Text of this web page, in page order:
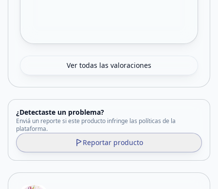
Ver todas las valoraciones
¿Detectaste un problema?
Enviá un reporte si este producto infringe las políticas de la
plataforma.
Reportar producto